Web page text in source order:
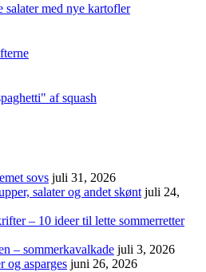
salater med nye kartofler
af squash
sovs juli 31, 2026
salater og andet skønt juli 24,
– 10 ideer til lette sommerretter
– sommerkavalkade juli 3, 2026
og asparges juni 26, 2026